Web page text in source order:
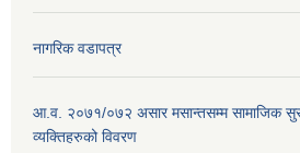
नागरिक वडापत्र
आ.व. २०७१/०७२ असार मसान्तसम्म सामाजिक
व्यक्तिहरुको विवरण